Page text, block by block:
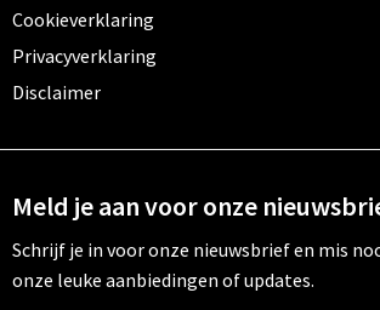
Cookieverklaring
Privacyverklaring
Disclaimer
Meld je aan voor onze
Schrijf je in voor onze nieuwsbrief en mis
onze leuke aanbiedingen of updates.